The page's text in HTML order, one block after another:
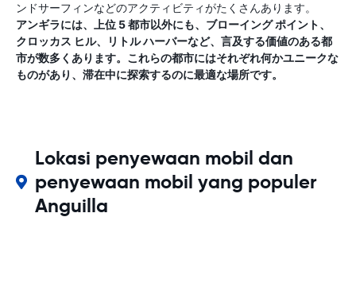
ンドサーフィンなどのアクティビティがたくさんあります。
アンギラには、上位 5 都市以外にも、ブローイング ポイント、
クロッカス ヒル、リトル ハーバーなど、言及する価値のある都
市が数多くあります。これらの都市にはそれぞれ何かユニークな
ものがあり、滞在中に探索するのに最適な場所です。
Lokasi penyewaan mobil dan
penyewaan mobil yang populer
Anguilla